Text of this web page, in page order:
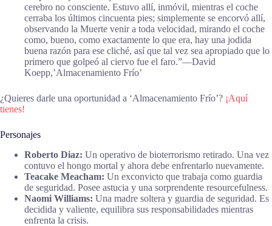
cerebro no consciente. Estuvo allí, inmóvil, mientras el coche
cerraba los últimos cincuenta pies; simplemente se encorvó allí,
observando la Muerte venir a toda velocidad, mirando el coche
como, bueno, como exactamente lo que era, hay una jodida
buena razón para ese cliché, así que tal vez sea apropiado que lo
primero que golpeó al ciervo fue el faro.”―David
Koepp,’Almacenamiento Frío’
¿Quieres darle una oportunidad a ‘Almacenamiento Frío’? ¡Aquí
tienes!
Personajes
Roberto Diaz: Un operativo de bioterrorismo retirado. Una vez
contuvo el hongo mortal y ahora debe enfrentarlo nuevamente.
Teacake Meacham: Un exconvicto que trabaja como guardia
de seguridad. Posee astucia y una sorprendente resourcefulness.
Naomi Williams: Una madre soltera y guardia de seguridad. Es
decidida y valiente, equilibra sus responsabilidades mientras
enfrenta la crisis.